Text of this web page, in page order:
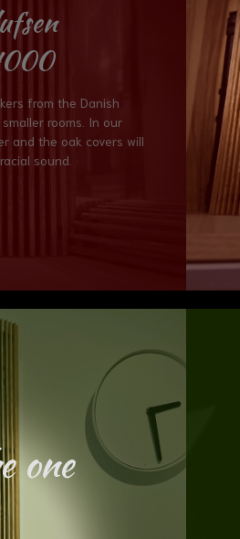
from the Danish
rooms. In our
and the oak covers will
sound.
one